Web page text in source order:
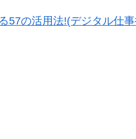
57の活用法!(デジタル仕